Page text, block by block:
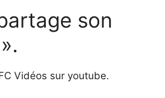
son
Vidéos sur youtube.